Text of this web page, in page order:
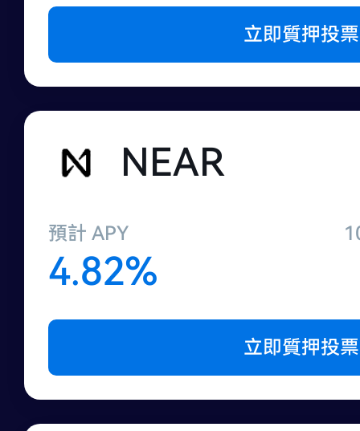
立即質押投票
NEAR
預計 APY
4.82%
立即質押投票